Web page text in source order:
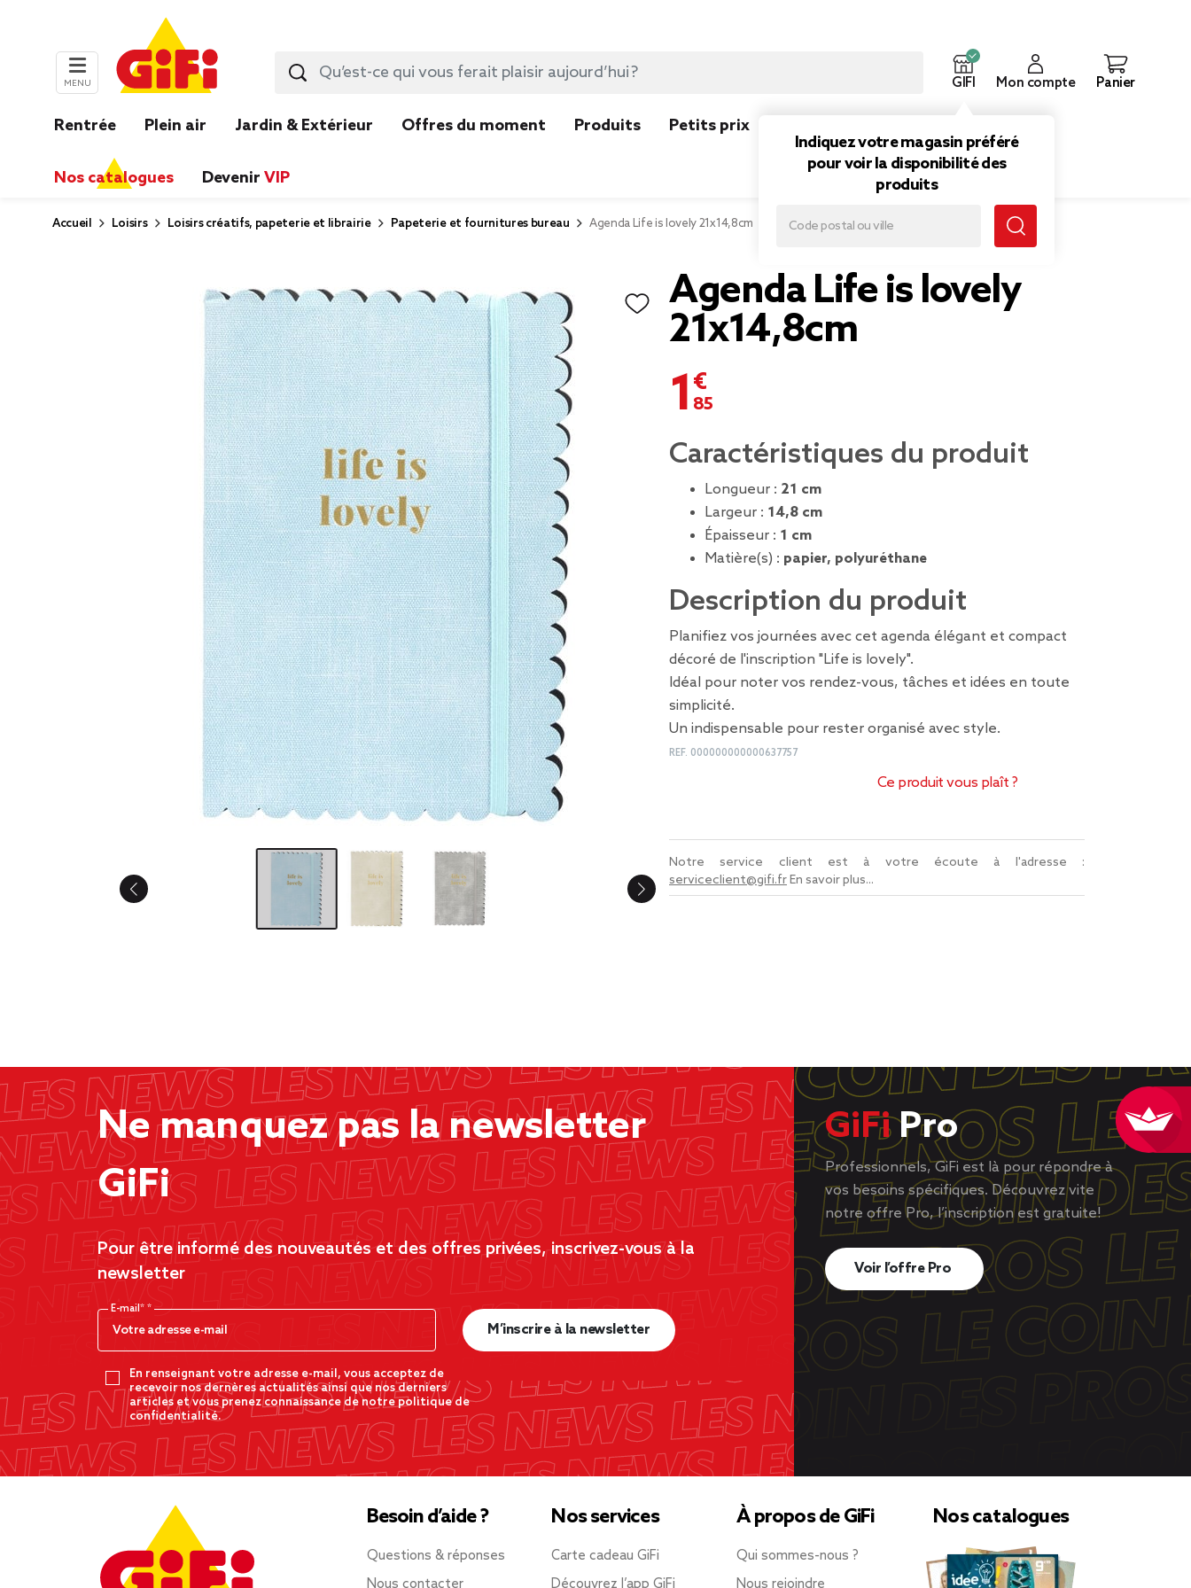
MENU GIFI
Indiquez votre magasin préféré
pour voir la disponibilité des
produits
Mon compte Panier
Rentrée Plein air Jardin & Extérieur Offres du moment Produits Petits prix
Nos catalogues Devenir VIP
Accueil Loisirs Loisirs créatifs, papeterie et librairie Papeterie et fournitures bureau Agenda Life is lovely 21x14,8cm
Agenda Life is lovely
21x14,8cm
1,85 €
Caractéristiques du produit
Longueur : 21 cm
Largeur : 14,8 cm
Épaisseur : 1 cm
Matière(s) : papier, polyuréthane
Description du produit
Planifiez vos journées avec cet agenda élégant et compact
décoré de l'inscription "Life is lovely".
Idéal pour noter vos rendez-vous, tâches et idées en toute
simplicité.
Un indispensable pour rester organisé avec style.
REF. 000000000000637757
Ce produit vous plaît ?
Notre service client est à votre écoute à l'adresse :
serviceclient@gifi.frEn savoir plus...
Ne manquez pas la newsletter
GiFi
Pour être informé des nouveautés et des offres privées, inscrivez-vous à la
newsletter
E-mail*
En renseignant votre adresse e-mail, vous acceptez de
recevoir nos dernères actualités ainsi que nos derniers
articles et vous prenez connaissance de notre politique de
confidentialité.
M’inscrire à la newsletter
GiFiPro
Professionnels, GiFi est là pour répondre à
vos besoins spécifiques. Découvrez vite
notre offre Pro, l’inscription est gratuite!
Voir l’offre Pro
Besoin d’aide ?
Questions & réponses
Nous contacter
Nos services
Carte cadeau GiFi
Découvrez l’app GiFi
À propos de GiFi
Qui sommes-nous ?
Nous rejoindre
Nos catalogues